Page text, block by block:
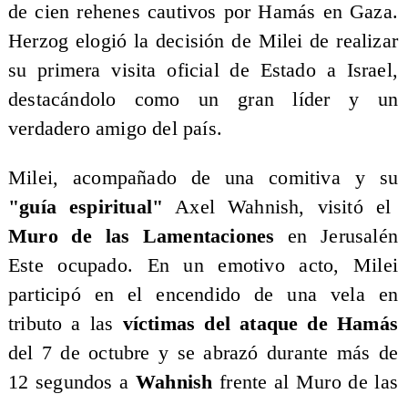
de cien rehenes cautivos por Hamás en Gaza.
Herzog elogió la decisión de Milei de realizar
su primera visita oficial de Estado a Israel,
destacándolo como un gran líder y un
verdadero amigo del país.
​Milei, acompañado de una comitiva y su
"guía espiritual" Axel Wahnish, visitó el
Muro de las Lamentaciones en Jerusalén
Este ocupado. En un emotivo acto, Milei
participó en el encendido de una vela en
tributo a las víctimas del ataque de Hamás
del 7 de octubre y se abrazó durante más de
12 segundos aWahnish frente al Muro de las